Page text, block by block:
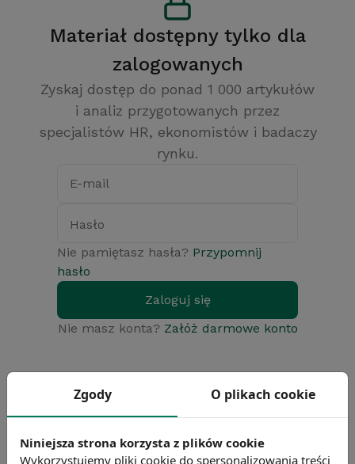
Materiał dostępny tylko dla
zalogowanych
Zyskaj dostęp do ponad 1 000 artykułów
i analiz przygotowanych przez
specjalistów HR, ekonomistów i badaczy
rynku.
E-mail
Hasło
Nie pamiętasz hasła? Przypomnij
hasło
Zaloguj się
Nie masz konta? Załóż darmowe konto
Zgody O plikach cookie
Niniejsza strona korzysta z plików cookie
Wykorzystujemy pliki cookie do spersonalizowania treści